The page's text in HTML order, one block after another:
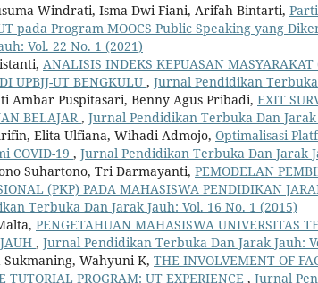
Windrati, Isma Dwi Fiani, Arifah Bintarti,
pada Program MOOCS Public Speaking yang
Vol. 22 No. 1 (2021)
ANALISIS INDEKS KEPUASAN
UPBJJ-UT BENGKULU , Jurnal Pendidikan Terbuka
Ambar Puspitasari, Benny Agus Pribadi, EXIT
BELAJAR, Jurnal Pendidikan Terbuka Dan Jarak
Elita Ulfiana, Wihadi Admojo, Optimalisasi
COVID-19 , Jurnal Pendidikan Terbuka Dan Jarak
Suhartono, Tri Darmayanti, PEMODELAN
(PKP) PADA MAHASISWA PENDIDIKAN
Terbuka Dan Jarak Jauh: Vol. 16 No. 1 (2015)
PENGETAHUAN MAHASISWA UNIVERSITAS
, Jurnal Pendidikan Terbuka Dan Jarak Jauh:
Sukmaning, Wahyuni K, THE INVOLVEMENT OF
TUTORIAL PROGRAM: UT EXPERIENCE , Jurnal